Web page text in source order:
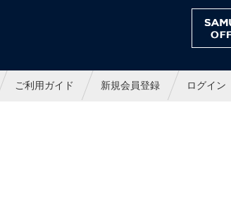
インショップ
ご利用ガイド 新規会員登録 ログイン